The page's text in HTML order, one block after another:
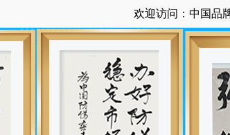
欢迎访问：中国品牌质量